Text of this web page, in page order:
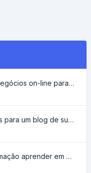
As 10 melhores idéias de negócios on-line para iniciantes de 2022 e ferramentas para ajudá-lo a trabalhar facilmente
Tópicos e idéias populares para um blog de sucesso em 2022, assim como ferramentas que serão úteis ao blogueiro
Que linguagem de programação aprender em 2022 e que ferramentas ajudarão os codificadores nas tarefas diárias